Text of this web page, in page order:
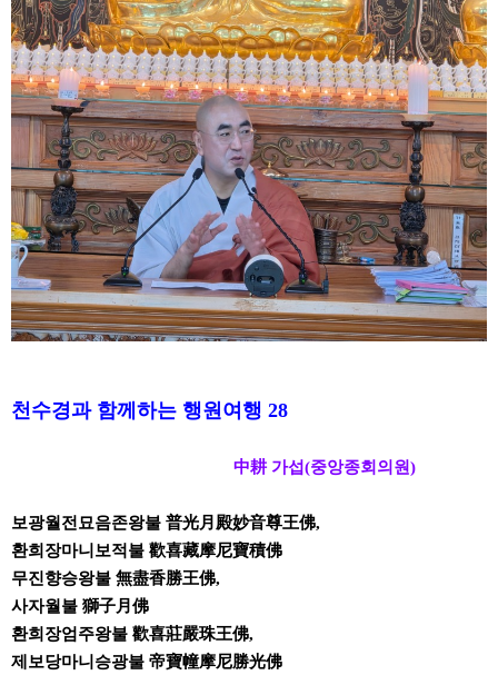
천수경과 함께하는 행원여행 28
中耕 가섭(중앙종회의원)
보광월전묘음존왕불 普光月殿妙音尊王佛,
환희장마니보적불 歡喜藏摩尼寶積佛
무진향승왕불 無盡香勝王佛,
사자월불 獅子月佛
환희장엄주왕불 歡喜莊嚴珠王佛,
제보당마니승광불 帝寶幢摩尼勝光佛